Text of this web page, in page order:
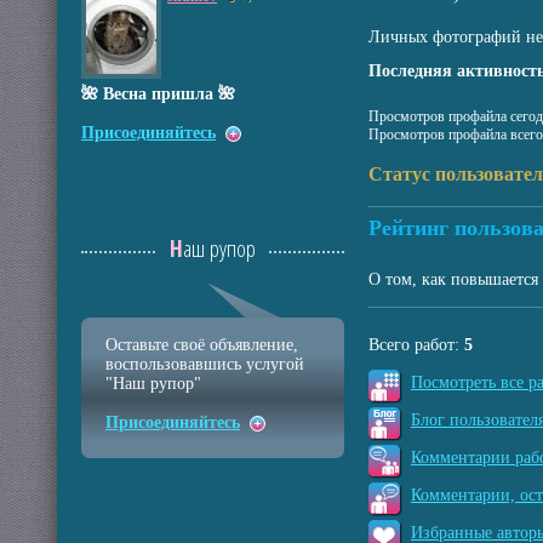
Личных фотографий
Последняя
Просмотров профайла
Просмотров профайла
Статус
Рейтинг
О том, как повышается
Всего работ: 5
Посмотреть все
Блог
Комментарии
Комментарии,
Избранные
🌺 Весна пришла 🌺
Присоединяйтесь
Наш рупор
Оставьте своё объявление,
воспользовавшись услугой
"Наш рупор"
Присоединяйтесь